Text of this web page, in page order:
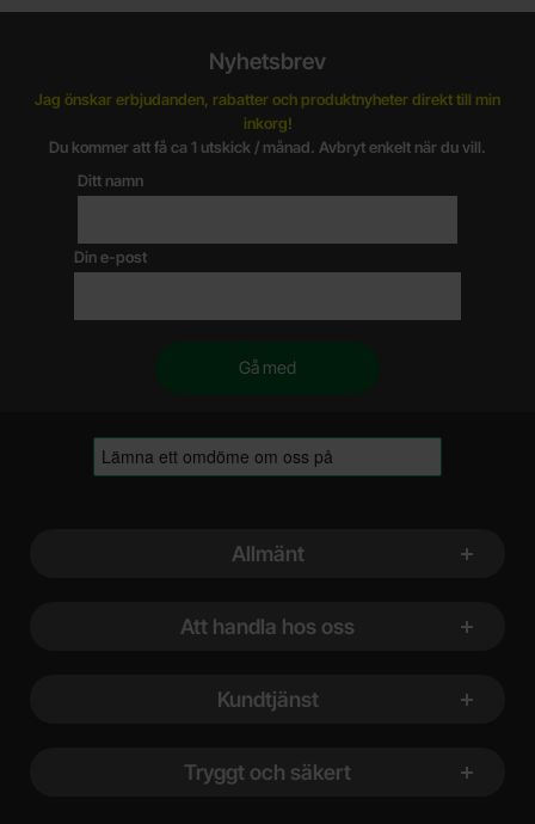
Nyhetsbrev
Jag önskar erbjudanden, rabatter och produktnyheter direkt till min
inkorg!
Du kommer att få ca 1 utskick / månad. Avbryt enkelt när du vill.
Ditt namn
Din e-post
Allmänt
Att handla hos oss
Kundtjänst
Tryggt och säkert